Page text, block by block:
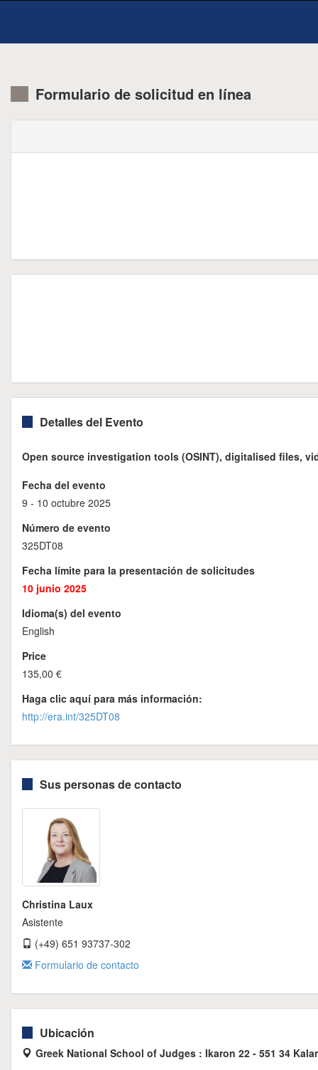
Formulario de solicitud en línea
Detalles del Evento
Open source investigation tools (OSINT), digitalised files,
Fecha del evento
9 - 10 octubre 2025
Número de evento
325DT08
Fecha límite para la presentación de solicitudes
10 junio 2025
Idioma(s) del evento
English
Price
135,00 €
Haga clic aquí para más información:
http://era.int/325DT08
Sus personas de contacto
Christina Laux
Asistente
(+49) 651 93737-302
Formulario de contacto
Ubicación
Greek National School of Judges : Ikaron 22 - 551 34